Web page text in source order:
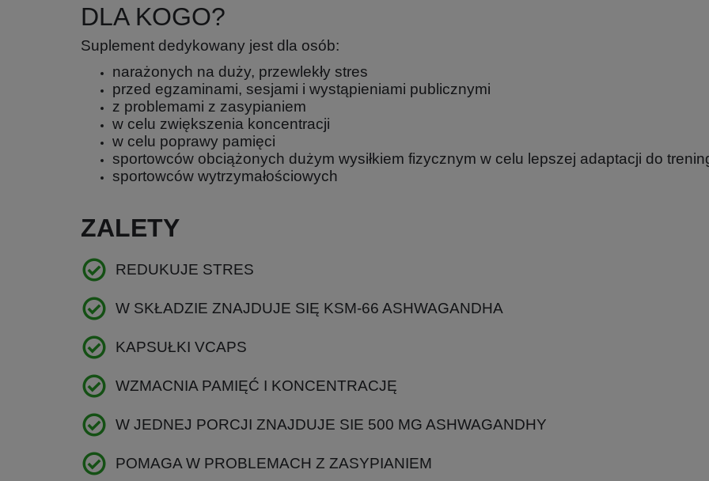
DLA KOGO?
Suplement dedykowany jest dla osób:
narażonych na duży, przewlekły stres
przed egzaminami, sesjami i wystąpieniami publicznymi
z problemami z zasypianiem
w celu zwiększenia koncentracji
w celu poprawy pamięci
sportowców obciążonych dużym wysiłkiem fizycznym w celu lepszej adaptacji do
sportowców wytrzymałościowych
ZALETY
REDUKUJE STRES
W SKŁADZIE ZNAJDUJE SIĘ KSM-66 ASHWAGANDHA
KAPSUŁKI VCAPS
WZMACNIA PAMIĘĆ I KONCENTRACJĘ
W JEDNEJ PORCJI ZNAJDUJE SIE 500 MG ASHWAGANDHY
POMAGA W PROBLEMACH Z ZASYPIANIEM